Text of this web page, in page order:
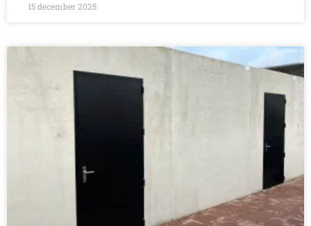
15 december 2025